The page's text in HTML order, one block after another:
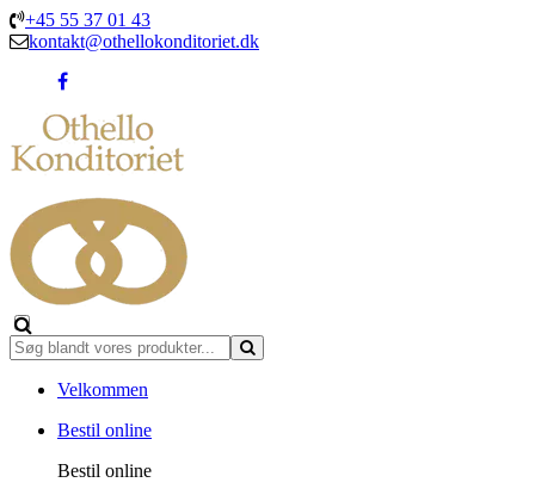
+45 55 37 01 43
kontakt@othellokonditoriet.dk
Velkommen
Bestil online
Bestil online